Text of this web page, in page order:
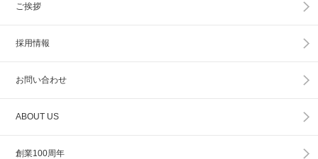
ご挨拶
採用情報
お問い合わせ
ABOUT US
創業100周年